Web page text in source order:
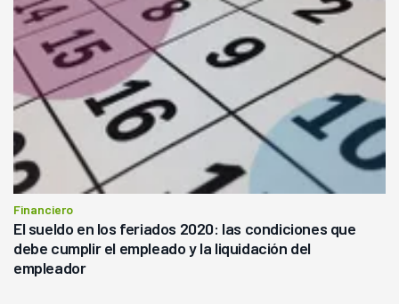
Financiero
El sueldo en los feriados 2020: las condiciones que
debe cumplir el empleado y la liquidación del
empleador